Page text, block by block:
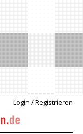
Login / Registrieren